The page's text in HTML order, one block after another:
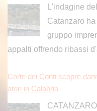
L'indagine
Catanzaro
gruppo
appalti offrendo ribassi
Corte dei Conti scopre
atori in Calabria